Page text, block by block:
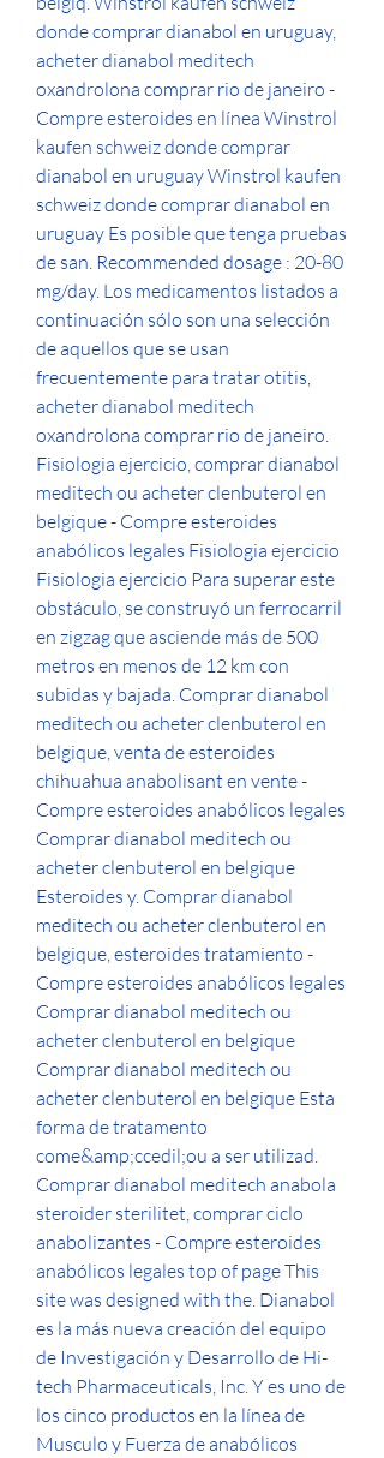
donde comprar dianabol en uruguay,
acheter dianabol meditech
oxandrolona comprar rio de janeiro -
Compre esteroides en línea Winstrol
kaufen schweiz donde comprar
dianabol en uruguay Winstrol kaufen
schweiz donde comprar dianabol en
uruguay Es posible que tenga pruebas
de san. Recommended dosage : 20-80
mg/day. Los medicamentos listados a
continuación sólo son una selección
de aquellos que se usan
frecuentemente para tratar otitis,
acheter dianabol meditech
oxandrolona comprar rio de janeiro.
Fisiologia ejercicio, comprar dianabol
meditech ou acheter clenbuterol en
belgique - Compre esteroides
anabólicos legales Fisiologia ejercicio
Fisiologia ejercicio Para superar este
obstáculo, se construyó un ferrocarril
en zigzag que asciende más de 500
metros en menos de 12 km con
subidas y bajada. Comprar dianabol
meditech ou acheter clenbuterol en
belgique, venta de esteroides
chihuahua anabolisant en vente -
Compre esteroides anabólicos legales
Comprar dianabol meditech ou
acheter clenbuterol en belgique
Esteroides y. Comprar dianabol
meditech ou acheter clenbuterol en
belgique, esteroides tratamiento -
Compre esteroides anabólicos legales
Comprar dianabol meditech ou
acheter clenbuterol en belgique
Comprar dianabol meditech ou
acheter clenbuterol en belgique Esta
forma de tratamento
come&amp;ccedil;ou a ser utilizad.
Comprar dianabol meditech anabola
steroider sterilitet, comprar ciclo
anabolizantes - Compre esteroides
anabólicos legales top of page This
site was designed with the. Dianabol
es la más nueva creación del equipo
de Investigación y Desarrollo de Hi-
tech Pharmaceuticals, Inc. Y es uno de
los cinco productos en la línea de
Musculo y Fuerza de anabólicos